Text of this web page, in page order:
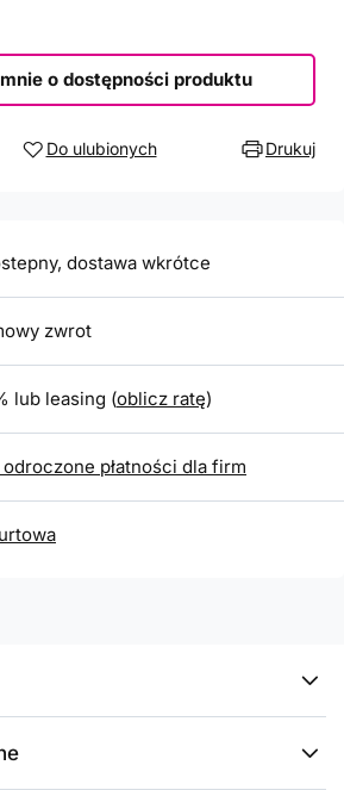
o dostępności produktu
Do ulubionych Drukuj
dostawa wkrótce
zwrot
lub leasing (oblicz ratę)
płatności dla firm